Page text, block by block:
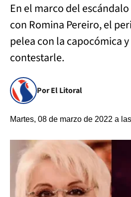
En el marco del
con Romina Pereiro, el
pelea con la capocómica
contestarle.
Por El Litoral
Martes, 08 de marzo de 2022 a